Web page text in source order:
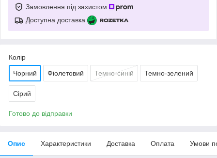
Замовлення під захистом
Доступна доставка
Колір
Чорний Фіолетовий Темно-синій Темно-зелений
Сірий
Готово до відправки
Опис Характеристики Доставка Оплата Умови